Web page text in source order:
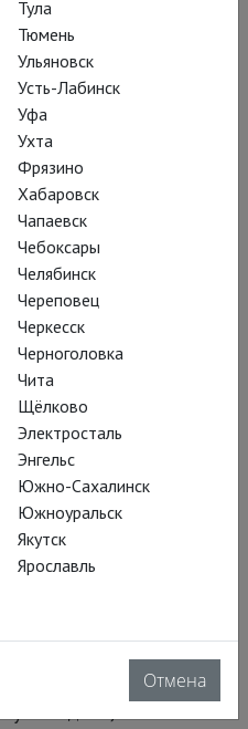
—
мюзиклами,
в
продолжает
в их
запредельно
возрасте
не только
но и достигают
и что,
Мэтью, и
физически,
много читал и
Тула
Тюмень
Ульяновск
Усть-Лабинск
Уфа
Ухта
Фрязино
Хабаровск
Чапаевск
Чебоксары
Челябинск
Череповец
Черкесск
Черноголовка
Чита
Щёлково
Электросталь
Энгельс
Южно-Сахалинск
Южноуральск
Якутск
Ярославль
Отмена